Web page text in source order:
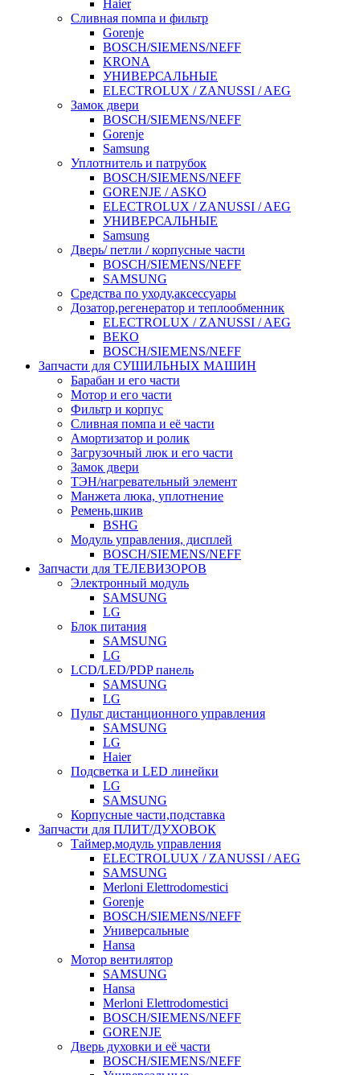
Haier
Сливная помпа и фильтр
Gorenje
BOSCH/SIEMENS/NEFF
KRONA
УНИВЕРСАЛЬНЫЕ
ELECTROLUX / ZANUSSI / AEG
Замок двери
BOSCH/SIEMENS/NEFF
Gorenje
Samsung
Уплотнитель и патрубок
BOSCH/SIEMENS/NEFF
GORENJE / ASKO
ELECTROLUX / ZANUSSI / AEG
УНИВЕРСАЛЬНЫЕ
Samsung
Дверь/ петли / корпусные части
BOSCH/SIEMENS/NEFF
SAMSUNG
Средства по уходу,аксессуары
Дозатор,регенератор и теплообменник
ELECTROLUX / ZANUSSI / AEG
BEKO
BOSCH/SIEMENS/NEFF
Запчасти для СУШИЛЬНЫХ МАШИН
Барабан и его части
Мотор и его части
Фильтр и корпус
Сливная помпа и её части
Амортизатор и ролик
Загрузочный люк и его части
Замок двери
ТЭН/нагревательный элемент
Манжета люка, уплотнение
Ремень,шкив
BSHG
Модуль управления, дисплей
BOSCH/SIEMENS/NEFF
Запчасти для ТЕЛЕВИЗОРОВ
Электронный модуль
SAMSUNG
LG
Блок питания
SAMSUNG
LG
LCD/LED/PDP панель
SAMSUNG
LG
Пульт дистанционного управления
SAMSUNG
LG
Haier
Подсветка и LED линейки
LG
SAMSUNG
Корпусные части,подставка
Запчасти для ПЛИТ/ДУХОВОК
Таймер,модуль управления
ELECTROLUUX / ZANUSSI / AEG
SAMSUNG
Merloni Elettrodomestici
Gorenje
BOSCH/SIEMENS/NEFF
Универсальные
Hansa
Мотор вентилятор
SAMSUNG
Hansa
Merloni Elettrodomestici
BOSCH/SIEMENS/NEFF
GORENJE
Дверь духовки и её части
BOSCH/SIEMENS/NEFF